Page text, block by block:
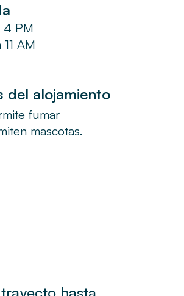
4 PM
11 AM
del alojamiento
fumar
mascotas.
hasta